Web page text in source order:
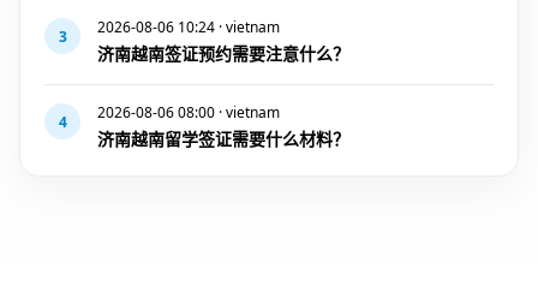
3 2026-08-06 10:24 · vietnam
济南越南签证预约需要注意什么？
4 2026-08-06 08:00 · vietnam
济南越南留学签证需要什么材料？